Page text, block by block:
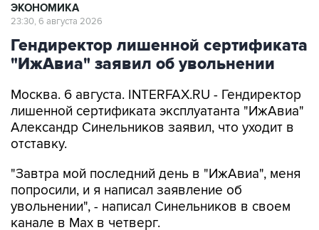
ЭКОНОМИКА
23:30, 6 августа 2026
Гендиректор лишенной сертификата
"ИжАвиа" заявил об увольнении
Москва. 6 августа. INTERFAX.RU - Гендиректор
лишенной сертификата эксплуатанта "ИжАвиа"
Александр Синельников заявил, что уходит в
отставку.
"Завтра мой последний день в "ИжАвиа", меня
попросили, и я написал заявление об
увольнении", - написал Синельников в своем
канале в Max в четверг.